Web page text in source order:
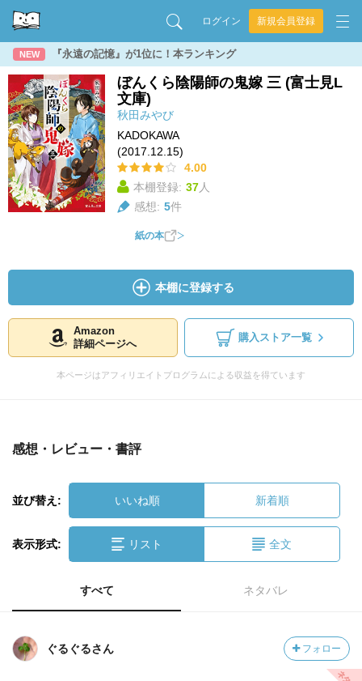
ログイン 新規会員登録
NEW 『永遠の記憶』が1位に！本ランキング
ぼんくら陰陽師の鬼嫁 三 (富士見L
文庫)
秋田みやび
KADOKAWA
(2017.12.15)
4.00
本棚登録: 37人
感想: 5件
紙の本
本棚に登録する
Amazon
詳細ページへ
購入ストア一覧
本ページはアフィリエイトプログラムによる収益を得ています
感想・レビュー・書評
並び替え: いいね順 新着順
表示形式: リスト 全文
すべて ネタバレ
ぐるぐるさん フォロー